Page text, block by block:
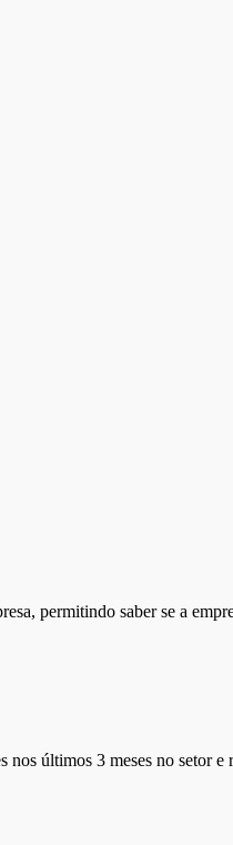
permitindo saber se a
nos últimos 3 meses no setor e